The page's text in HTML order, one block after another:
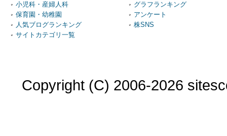
小児科・産婦人科
保育園・幼稚園
人気ブログランキング
サイトカテゴリ一覧
グラフランキング
アンケート
株SNS
Copyright (C) 2006-2026